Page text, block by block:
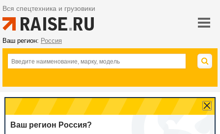
Вся спецтехника и грузовики
Ваш регион: Россия
Ваш регион Россия?